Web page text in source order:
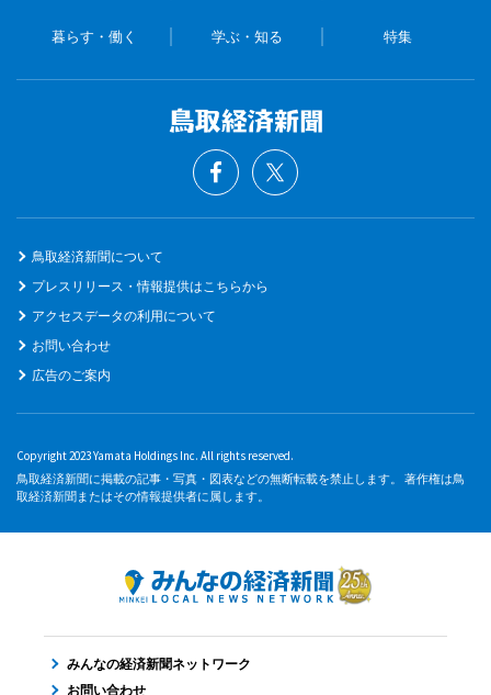
暮らす・働く 学ぶ・知る 特集
鳥取経済新聞について
プレスリリース・情報提供はこちらから
アクセスデータの利用について
お問い合わせ
広告のご案内
Copyright 2023 Yamata Holdings Inc. All rights reserved.
鳥取経済新聞に掲載の記事・写真・図表などの無断転載を禁止します。 著作権は鳥
取経済新聞またはその情報提供者に属します。
みんなの経済新聞ネットワーク
お問い合わせ